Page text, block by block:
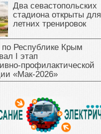
Два севастопольских
стадиона открыты для
летних тренировок
Республике Крым
I этап
«Мак‑2026»